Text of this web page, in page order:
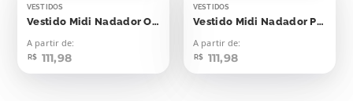
VESTIDOS
Vestido Midi Nadador Off Listras Pretas
A partir de:
R$ 111,98
VESTIDOS
Vestido Midi Nadador Preto Listras Off
A partir de:
R$ 111,98